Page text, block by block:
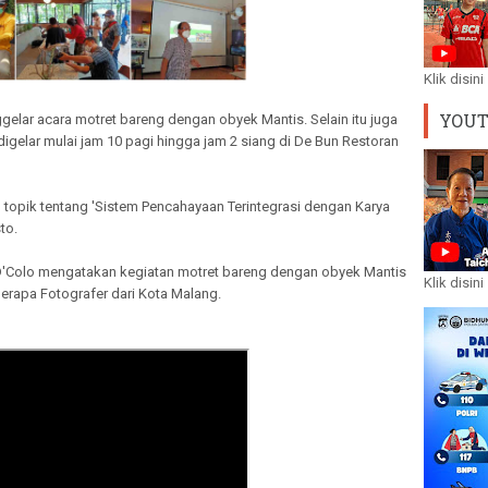
acara motret bareng dengan obyek Mantis. Selain itu juga
mulai jam 10 pagi hingga jam 2 siang di De Bun Restoran
tentang 'Sistem Pencahayaan Terintegrasi dengan Karya
mengatakan kegiatan motret bareng dengan obyek Mantis
Fotografer dari Kota Malang.
Klik disini
Klik disini